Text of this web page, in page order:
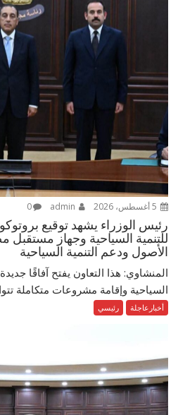
0
رئيس الوزراء يشهد توقيع
للتنمية السياحية وجهاز مستقبل
الأصول ودعم التنمية السياحية
المنشاوي: هذا التعاون يفتح آفاقًا
السياحية وإقامة مشروعات متكاملة
أخبارعاجلة رئيسي